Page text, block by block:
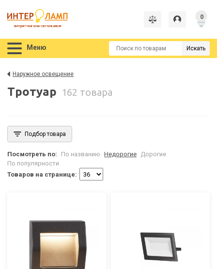
интернет-магазин светильников
0
Меню Искать
Наружное освещение
Тротуар 162 товара
Подбор товара
Посмотреть по: По названию Недорогие Дорогие
По популярности
Товаров на странице: